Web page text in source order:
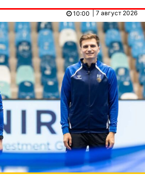
| 7 август 2026
10:00